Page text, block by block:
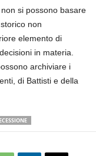
si possono basare
non
elemento di
in materia.
archiviare i
di Battisti e della